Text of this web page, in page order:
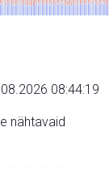
08:44:19
nähtavaid